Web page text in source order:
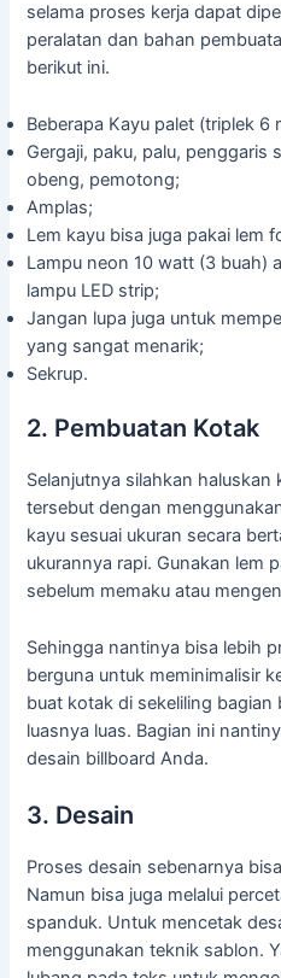
selama proses kerja dapat
peralatan dan bahan
berikut ini.
Beberapa Kayu palet (triplek 6
Gergaji, paku, palu, penggaris
obeng, pemotong;
Amplas;
Lem kayu bisa juga pakai lem
Lampu neon 10 watt (3 buah)
lampu LED strip;
Jangan lupa juga untuk
yang sangat menarik;
Sekrup.
2. Pembuatan Kotak
Selanjutnya silahkan haluskan
tersebut dengan
kayu sesuai ukuran secara
ukurannya rapi. Gunakan lem
sebelum memaku atau
Sehingga nantinya bisa lebih
berguna untuk meminimalisir
buat kotak di sekeliling bagian
luasnya luas. Bagian ini
desain billboard Anda.
3. Desain
Proses desain sebenarnya
Namun bisa juga melalui
spanduk. Untuk mencetak
menggunakan teknik sablon.